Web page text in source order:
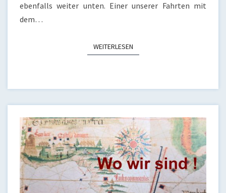
ebenfalls weiter unten. Einer unserer Fahrten mit
dem…
WEITERLESENWEITERLESEN